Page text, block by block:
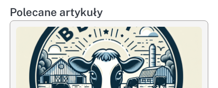
Polecane artykuły